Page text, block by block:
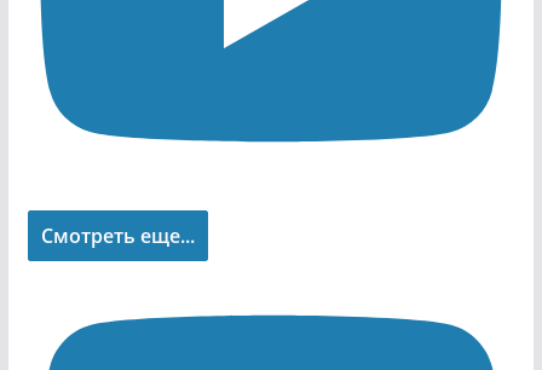
Смотреть еще...